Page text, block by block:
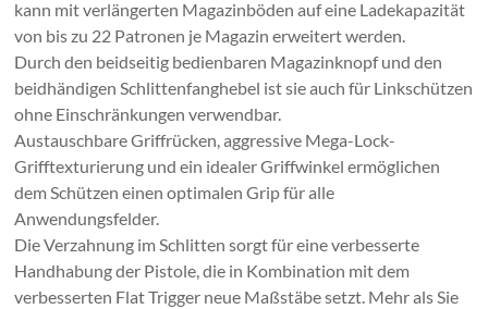
kann mit verlängerten Magazinböden auf eine Ladekapazität
von bis zu 22 Patronen je Magazin erweitert werden.
Durch den beidseitig bedienbaren Magazinknopf und den
beidhändigen Schlittenfanghebel ist sie auch für Linkschützen
ohne Einschränkungen verwendbar.
Austauschbare Griffrücken, aggressive Mega-Lock-
Grifftexturierung und ein idealer Griffwinkel ermöglichen
dem Schützen einen optimalen Grip für alle
Anwendungsfelder.
Die Verzahnung im Schlitten sorgt für eine verbesserte
Handhabung der Pistole, die in Kombination mit dem
verbesserten Flat Trigger neue Maßstäbe setzt. Mehr als Sie